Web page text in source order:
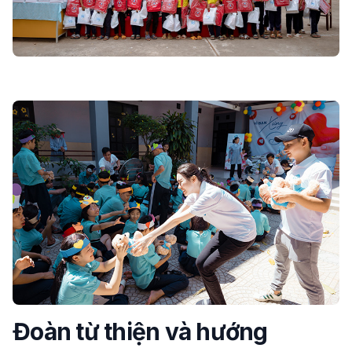
Đoàn từ thiện và hướng